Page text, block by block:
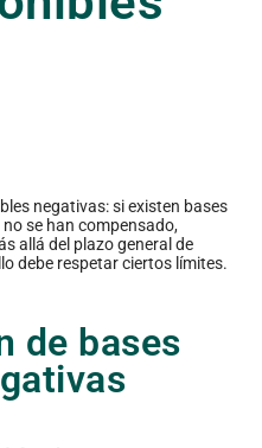
negativas: si existen bases
se han compensado,
allá del plazo general de
debe respetar ciertos límites.
de bases